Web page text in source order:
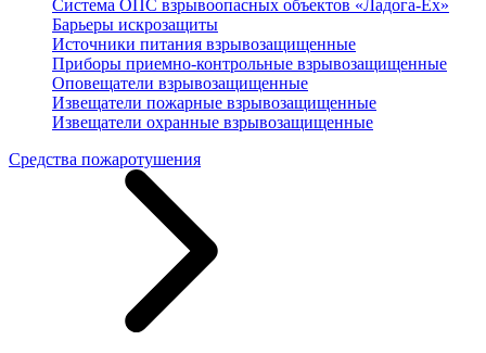
Система ОПС взрывоопасных объектов «Ладога-Ex»
Барьеры искрозащиты
Источники питания взрывозащищенные
Приборы приемно-контрольные взрывозащищенные
Оповещатели взрывозащищенные
Извещатели пожарные взрывозащищенные
Извещатели охранные взрывозащищенные
Средства пожаротушения